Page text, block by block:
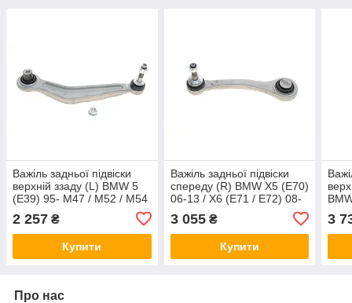
Важіль задньої підвіски
верхній ззаду (L) BMW 5
(E39) 95- M47 / M52 / M54
/ M57 / M62 / N52 Delphi
TC957
2 257 ₴
Купити
Важіль задньої підвіски
спереду (R) BMW X5 (E70)
06-13 / X6 (E71 / E72) 08-
3 055₴
Купити
3
Про нас